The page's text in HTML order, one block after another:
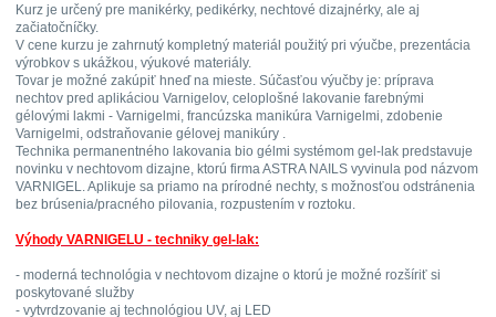
Kurz je určený pre manikérky, pedikérky, nechtové dizajnérky, ale aj
začiatočníčky.
V cene kurzu je zahrnutý kompletný materiál použitý pri výučbe, prezentácia
výrobkov s ukážkou, výukové materiály.
Tovar je možné zakúpiť hneď na mieste. Súčasťou výučby je: príprava
nechtov pred aplikáciou Varnigelov, celoplošné lakovanie farebnými
gélovými lakmi - Varnigelmi, francúzska manikúra Varnigelmi, zdobenie
Varnigelmi, odstraňovanie gélovej manikúry .
Technika permanentného lakovania bio gélmi systémom gel-lak predstavuje
novinku v nechtovom dizajne, ktorú firma ASTRA NAILS vyvinula pod názvom
VARNIGEL. Aplikuje sa priamo na prírodné nechty, s možnosťou odstránenia
bez brúsenia/pracného pilovania, rozpustením v roztoku.
Výhody VARNIGELU - techniky gel-lak:
- moderná technológia v nechtovom dizajne o ktorú je možné rozšíriť si
poskytované služby
- vytvrdzovanie aj technológiou UV, aj LED